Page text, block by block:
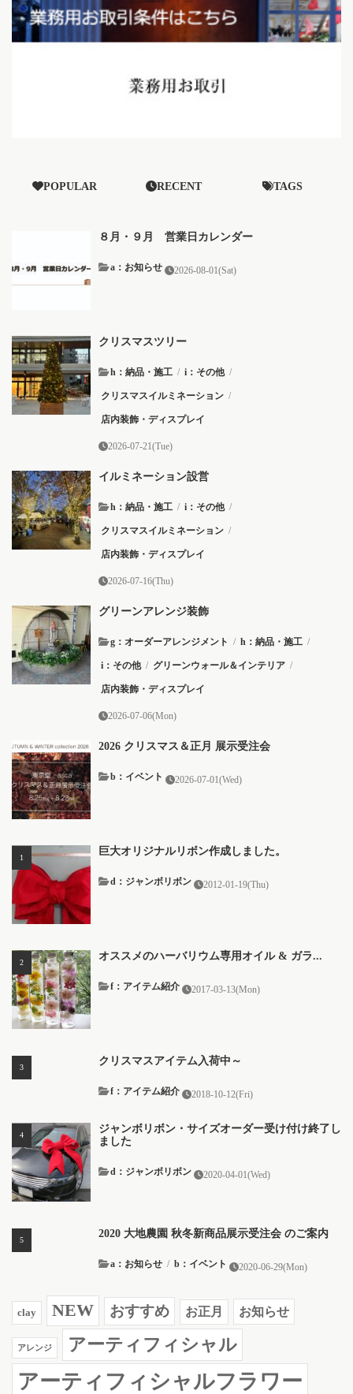
POPULAR RECENT TAGS
８月・９月 営業日カレンダー
a：お知らせ 2026-08-01(Sat)
クリスマスツリー
h：納品・施工 / i：その他 /
クリスマスイルミネーション /
店内装飾・ディスプレイ
2026-07-21(Tue)
イルミネーション設営
h：納品・施工 / i：その他 /
クリスマスイルミネーション /
店内装飾・ディスプレイ
2026-07-16(Thu)
グリーンアレンジ装飾
g：オーダーアレンジメント / h：納品・施工 /
i：その他 / グリーンウォール＆インテリア /
店内装飾・ディスプレイ
2026-07-06(Mon)
2026 クリスマス＆正月 展示受注会
b：イベント 2026-07-01(Wed)
巨大オリジナルリボン作成しました。
2012-01-19(Thu)
d：ジャンボリボン
オススメのハーバリウム専用オイル & ガラ...
2017-03-13(Mon)
f：アイテム紹介
クリスマスアイテム入荷中～
2018-10-12(Fri)
f：アイテム紹介
ジャンボリボン・サイズオーダー受け付け終了し
ました
2020-04-01(Wed)
d：ジャンボリボン
2020 大地農園 秋冬新商品展示受注会 のご案内
2020-06-29(Mon)
a：お知らせ / b：イベント
clay NEW おすすめ お正月 お知らせ
アレンジ アーティフィシャル
アーティフィシャルフラワー